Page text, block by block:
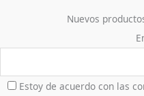
Nuevos
Estoy de acuerdo con las